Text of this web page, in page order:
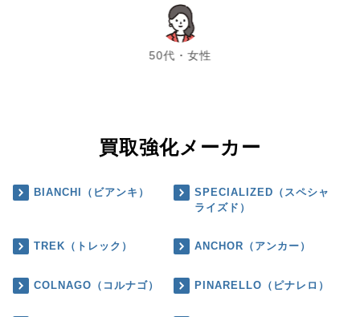
50代・女性
chevron_left chevron_right
買取強化メーカー
BIANCHI（ビアンキ）
SPECIALIZED（スペシャ
ライズド）
TREK（トレック） ANCHOR（アンカー）
COLNAGO（コルナゴ） PINARELLO（ピナレロ）